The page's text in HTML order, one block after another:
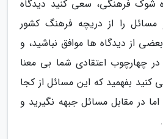
شوک فرهنگی، سعی کنید دیدگاه
مسائل را از دریچه فرهنگ کشور
از دیدگاه ها موافق نباشید، و
چهارچوب اعتقادی شما بی معنا
کنید بفهمید که این مسائل از کجا
در مقابل مسائل جبهه نگیرید و